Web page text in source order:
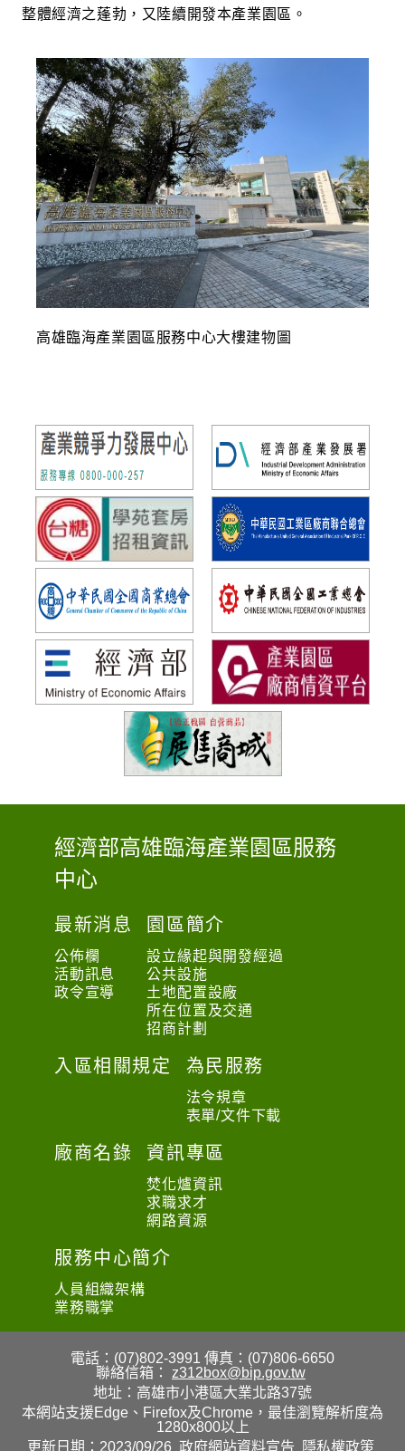
整體經濟之蓬勃，又陸續開發本產業園區。
高雄臨海產業園區服務中心大樓建物圖
:
:
經濟部高雄臨海產業園區服務
中心
最新消息
公佈欄
活動訊息
政令宣導
園區簡介
設立緣起與開發經過
公共設施
土地配置設廠
所在位置及交通
招商計劃
入區相關規定 為民服務
法令規章
表單/文件下載
廠商名錄 資訊專區
焚化爐資訊
求職求才
網路資源
服務中心簡介
人員組織架構
業務職掌
電話：(07)802-3991 傳真：(07)806-6650
聯絡信箱：
z312box@bip.gov.tw
地址：高雄市小港區大業北路37號
本網站支援Edge、Firefox及Chrome，最佳瀏覽解析度為
1280x800以上
更新日期：2023/09/26 政府網站資料宣告 隱私權政策